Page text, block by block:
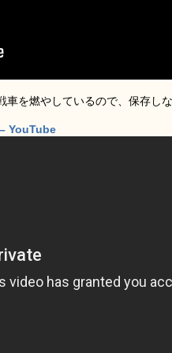
を燃やしているので、保存し
YouTube